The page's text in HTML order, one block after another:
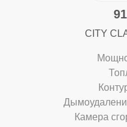
CITY
Камера